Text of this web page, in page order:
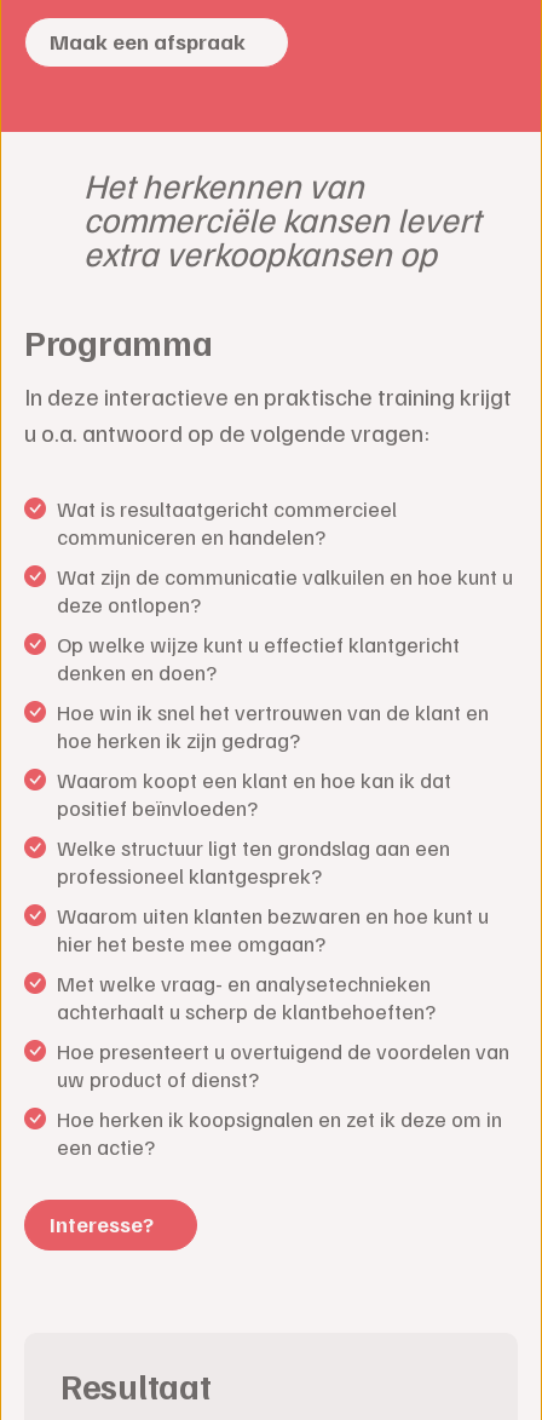
Maak een afspraak
Het herkennen van
commerciële kansen levert
extra verkoopkansen op
Programma
In deze interactieve en praktische training krijgt
u o.a. antwoord op de volgende vragen:
Wat is resultaatgericht commercieel
communiceren en handelen?
Wat zijn de communicatie valkuilen en hoe kunt u
deze ontlopen?
Op welke wijze kunt u effectief klantgericht
denken en doen?
Hoe win ik snel het vertrouwen van de klant en
hoe herken ik zijn gedrag?
Waarom koopt een klant en hoe kan ik dat
positief beïnvloeden?
Welke structuur ligt ten grondslag aan een
professioneel klantgesprek?
Waarom uiten klanten bezwaren en hoe kunt u
hier het beste mee omgaan?
Met welke vraag- en analysetechnieken
achterhaalt u scherp de klantbehoeften?
Hoe presenteert u overtuigend de voordelen van
uw product of dienst?
Hoe herken ik koopsignalen en zet ik deze om in
een actie?
Interesse?
Resultaat